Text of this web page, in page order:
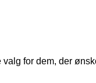
for dem, der